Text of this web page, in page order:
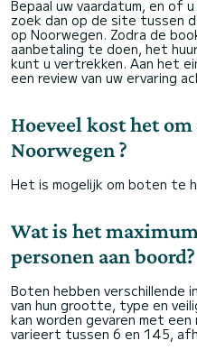
Bepaal uw vaardatum, en of
zoek dan op de site tussen
op Noorwegen. Zodra de
aanbetaling te doen, het
kunt u vertrekken. Aan het
een review van uw ervaring
Hoeveel kost het
Noorwegen ?
Het is mogelijk om boten te
Wat is het
personen aan boord?
Boten hebben verschillende
van hun grootte, type en
kan worden gevaren met
varieert tussen 6 en 145,